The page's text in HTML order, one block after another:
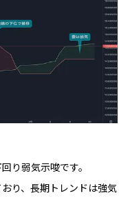
り弱気示唆です。
り、長期トレンドは強気